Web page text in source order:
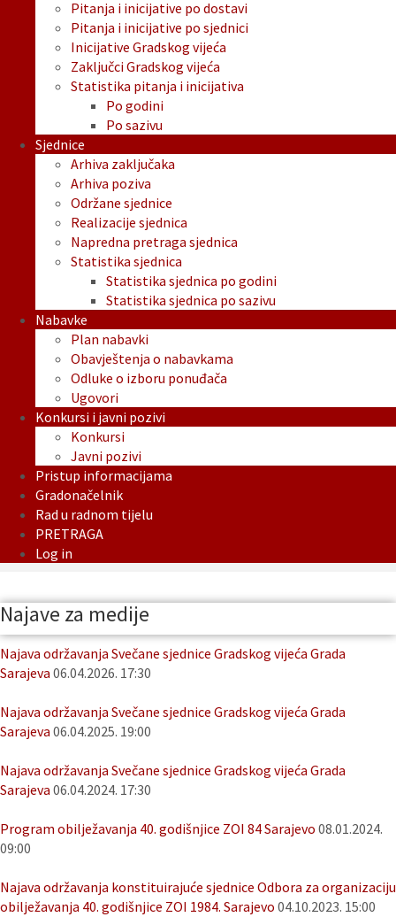
Pitanja i inicijative po dostavi
Pitanja i inicijative po sjednici
Inicijative Gradskog vijeća
Zaključci Gradskog vijeća
Statistika pitanja i inicijativa
Po godini
Po sazivu
Sjednice
Arhiva zaključaka
Arhiva poziva
Održane sjednice
Realizacije sjednica
Napredna pretraga sjednica
Statistika sjednica
Statistika sjednica po godini
Statistika sjednica po sazivu
Nabavke
Plan nabavki
Obavještenja o nabavkama
Odluke o izboru ponuđača
Ugovori
Konkursi i javni pozivi
Konkursi
Javni pozivi
Pristup informacijama
Gradonačelnik
Rad u radnom tijelu
PRETRAGA
Log in
Najave za medije
Najava održavanja Svečane sjednice Gradskog vijeća Grada
Sarajeva 06.04.2026. 17:30
Najava održavanja Svečane sjednice Gradskog vijeća Grada
Sarajeva 06.04.2025. 19:00
Najava održavanja Svečane sjednice Gradskog vijeća Grada
Sarajeva 06.04.2024. 17:30
Program obilježavanja 40. godišnjice ZOI 84 Sarajevo 08.01.2024.
09:00
Najava održavanja konstituirajuće sjednice Odbora za organizaciju
obilježavanja 40. godišnjice ZOI 1984. Sarajevo 04.10.2023. 15:00